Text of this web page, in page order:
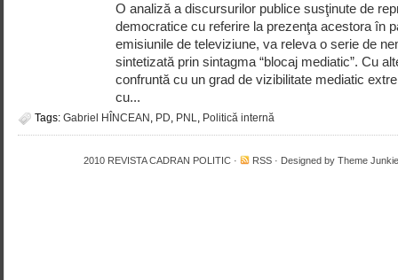
O analiză a discursurilor publice susţinute de
democratice cu referire la prezenţa acestora în
emisiunile de televiziune, va releva o serie de
sintetizată prin sintagma “blocaj mediatic”. Cu
confruntă cu un grad de vizibilitate mediatic
cu...
Tags: Gabriel HÎNCEAN , PD, PNL, Politică internă
2010 REVISTA CADRAN POLITIC · RSS · Designed by Theme Junkie